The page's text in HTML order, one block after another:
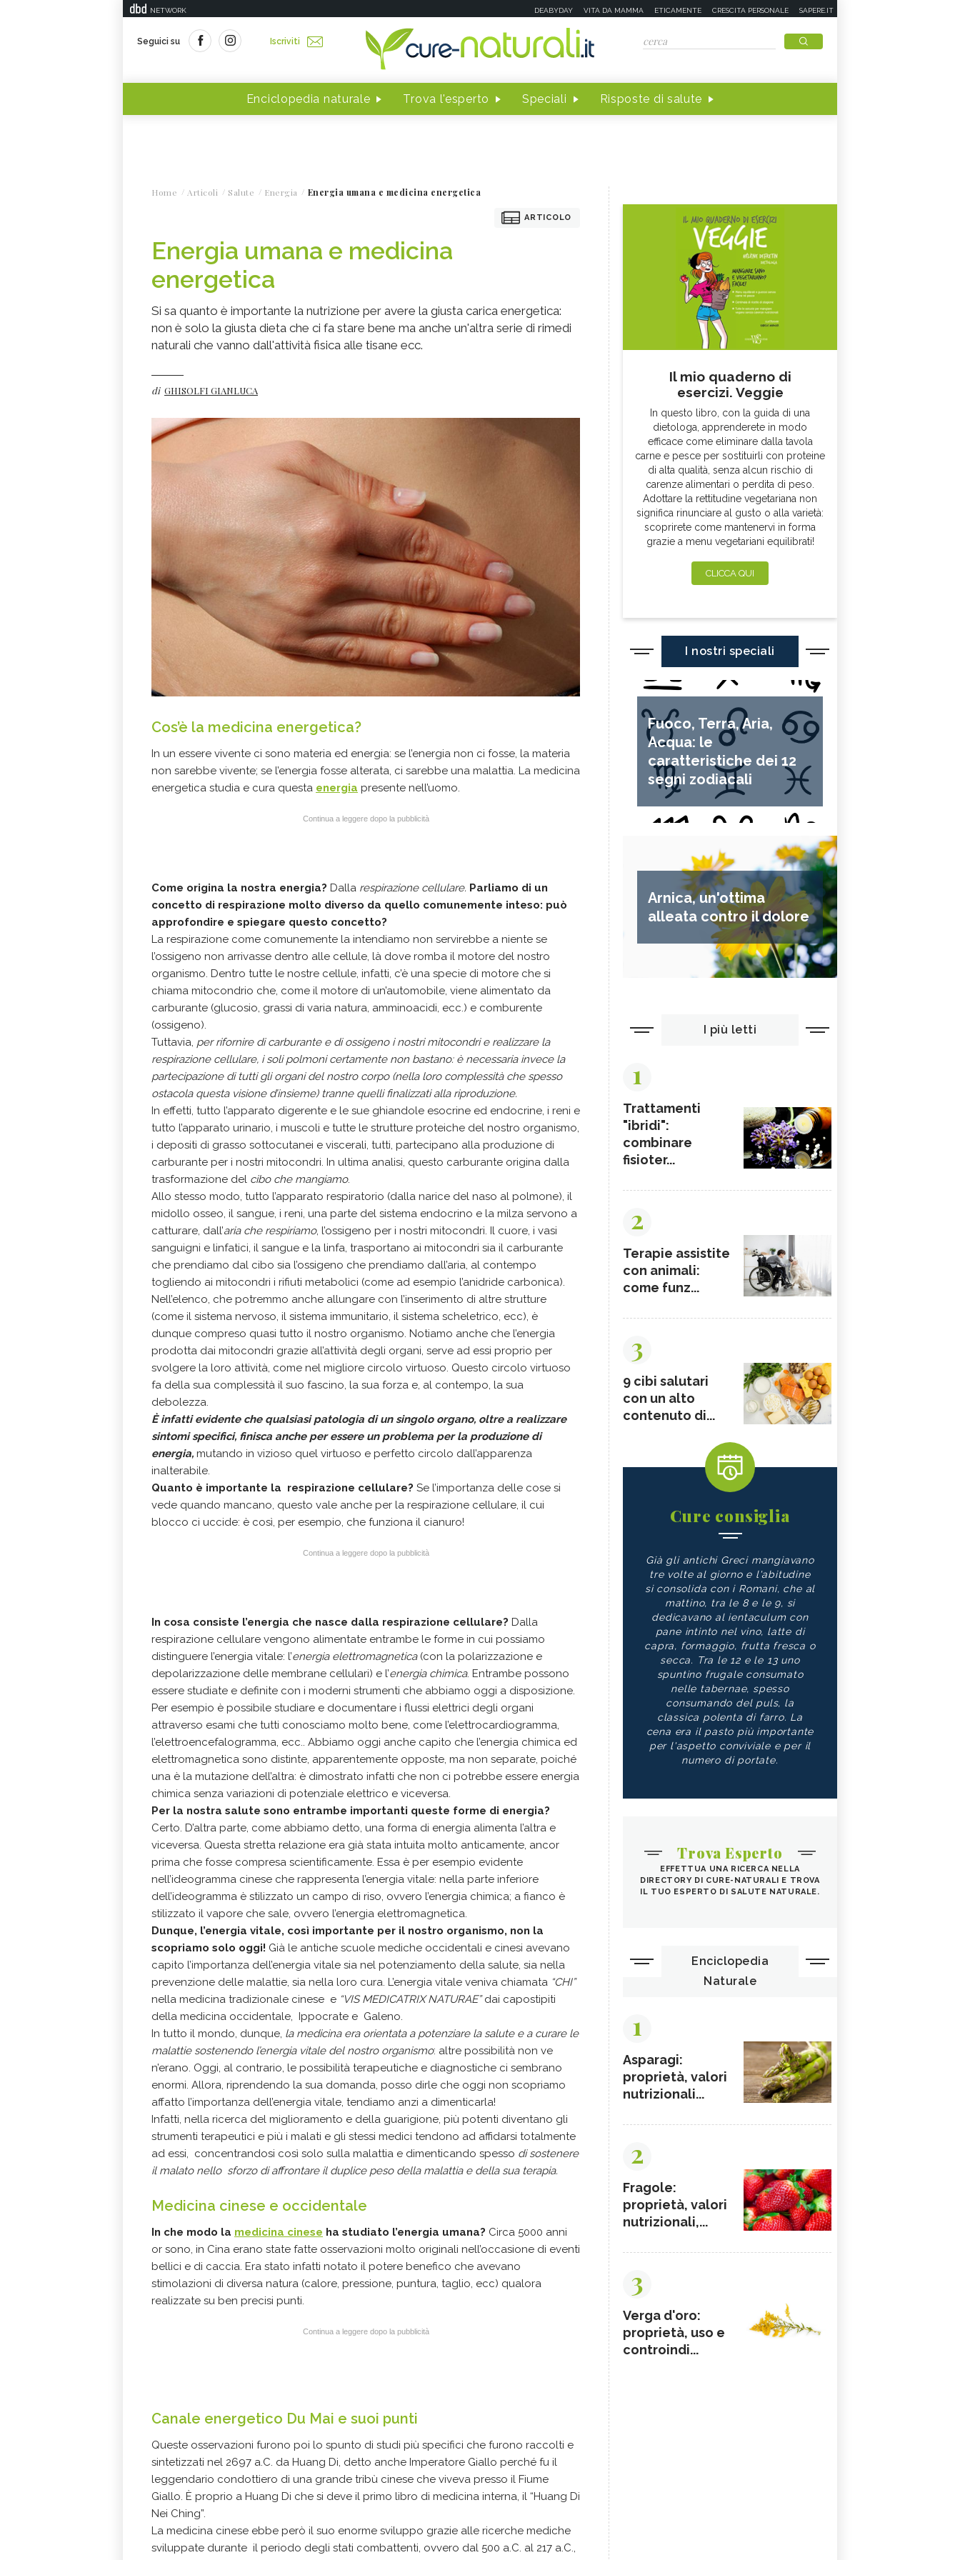
NETWORK DEABYDAY VITA DA MAMMA ETICAMENTE CRESCITA PERSONALE SAPERE.IT
Seguici su Iscriviti
Enciclopedia naturale Trova l'esperto Speciali Risposte di salute
Home Articoli Salute Energia Energia umana e medicina energetica
ARTICOLO
Energia umana e medicina
energetica
Si sa quanto è importante la nutrizione per avere la giusta carica energetica:
non è solo la giusta dieta che ci fa stare bene ma anche un'altra serie di rimedi
naturali che vanno dall'attività fisica alle tisane ecc.
di GHISOLFI GIANLUCA
Cos’è la medicina energetica?
In un essere vivente ci sono materia ed energia: se l’energia non ci fosse, la materia
non sarebbe vivente; se l’energia fosse alterata, ci sarebbe una malattia. La medicina
energetica studia e cura questa energia presente nell’uomo.
Continua a leggere dopo la pubblicità
Come origina la nostra energia? Dalla respirazione cellulare. Parliamo di un
concetto di respirazione molto diverso da quello comunemente inteso: può
approfondire e spiegare questo concetto?
La respirazione come comunemente la intendiamo non servirebbe a niente se
l’ossigeno non arrivasse dentro alle cellule, là dove romba il motore del nostro
organismo. Dentro tutte le nostre cellule, infatti, c’è una specie di motore che si
chiama mitocondrio che, come il motore di un’automobile, viene alimentato da
carburante (glucosio, grassi di varia natura, amminoacidi, ecc.) e comburente
(ossigeno).
Tuttavia, per rifornire di carburante e di ossigeno i nostri mitocondrie realizzare la
respirazione cellulare, i soli polmoni certamente non bastano: è necessaria invece la
partecipazione di tutti gli organi del nostro corpo (nella loro complessità che spesso
ostacola questa visione d’insieme) tranne quelli finalizzati alla riproduzione.
In effetti, tutto l’apparato digerente e le sue ghiandole esocrine ed endocrine, i reni e
tutto l’apparato urinario, i muscoli e tutte le strutture proteiche del nostro organismo,
i depositi di grasso sottocutanei e viscerali, tutti, partecipano alla produzione di
carburante per i nostri mitocondri. In ultima analisi, questo carburante origina dalla
trasformazione del cibo che mangiamo.
Allo stesso modo, tutto l’apparato respiratorio (dalla narice del naso al polmone), il
midollo osseo, il sangue, i reni, una parte del sistema endocrino e la milza servono a
catturare, dall’aria che respiriamo, l’ossigeno per i nostri mitocondri. Il cuore, i vasi
sanguigni e linfatici, il sangue e la linfa, trasportano ai mitocondri sia il carburante
che prendiamo dal cibo sia l’ossigeno che prendiamo dall’aria, al contempo
togliendo ai mitocondri i rifiuti metabolici (come ad esempio l’anidride carbonica).
Nell’elenco, che potremmo anche allungare con l’inserimento di altre strutture
(come il sistema nervoso, il sistema immunitario, il sistema scheletrico, ecc), è
dunque compreso quasi tutto il nostro organismo. Notiamo anche che l’energia
prodotta dai mitocondri grazie all’attività degli organi, serve ad essi proprio per
svolgere la loro attività, come nel migliore circolo virtuoso. Questo circolo virtuoso
fa della sua complessità il suo fascino, la sua forza e, al contempo, la sua
debolezza.
È infatti evidente che qualsiasi patologia di un singolo organo, oltre a realizzare
sintomi specifici, finisca anche per essere un problema per la produzione di
energia, mutando in vizioso quel virtuoso e perfetto circolo dall’apparenza
inalterabile.
Quanto è importante la respirazione cellulare? Se l’importanza delle cose si
vede quando mancano, questo vale anche per la respirazione cellulare, il cui
blocco ci uccide: è così, per esempio, che funziona il cianuro!
Continua a leggere dopo la pubblicità
In cosa consiste l’energia che nasce dalla respirazione cellulare? Dalla
respirazione cellulare vengono alimentate entrambe le forme in cui possiamo
distinguere l’energia vitale: l’energia elettromagnetica(con la polarizzazione e
depolarizzazione delle membrane cellulari) e l’energia chimica. Entrambe possono
essere studiate e definite con i moderni strumenti che abbiamo oggi a disposizione.
Per esempio è possibile studiare e documentare i flussi elettrici degli organi
attraverso esami che tutti conosciamo molto bene, come l’elettrocardiogramma,
l’elettroencefalogramma, ecc.. Abbiamo oggi anche capito che l’energia chimica ed
elettromagnetica sono distinte, apparentemente opposte, ma non separate, poiché
una è la mutazione dell’altra: è dimostrato infatti che non ci potrebbe essere energia
chimica senza variazioni di potenziale elettrico e viceversa.
Per la nostra salute sono entrambe importanti queste forme di energia?
Certo. D’altra parte, come abbiamo detto, una forma di energia alimenta l’altra e
viceversa. Questa stretta relazione era già stata intuita molto anticamente, ancor
prima che fosse compresa scientificamente. Essa è per esempio evidente
nell’ideogramma cinese che rappresenta l’energia vitale: nella parte inferiore
dell’ideogramma è stilizzato un campo di riso, ovvero l’energia chimica; a fianco è
stilizzato il vapore che sale, ovvero l’energia elettromagnetica.
Dunque, l’energia vitale, così importante per il nostro organismo, non la
scopriamo solo oggi! Già le antiche scuole mediche occidentali e cinesi avevano
capito l’importanza dell’energia vitale sia nel potenziamento della salute, sia nella
prevenzione delle malattie, sia nella loro cura. L’energia vitale veniva chiamata “CHI”
nella medicina tradizionale cinese e “VIS MEDICATRIX NATURAE”dai capostipiti
della medicina occidentale, Ippocrate e Galeno.
In tutto il mondo, dunque, la medicina era orientata a potenziare la salute e a curare le
malattie sostenendo l’energia vitale del nostro organismo: altre possibilità non ve
n’erano. Oggi, al contrario, le possibilità terapeutiche e diagnostiche ci sembrano
enormi. Allora, riprendendo la sua domanda, posso dirle che oggi non scopriamo
affatto l’importanza dell’energia vitale, tendiamo anzi a dimenticarla!
Infatti, nella ricerca del miglioramento e della guarigione, più potenti diventano gli
strumenti terapeutici e più i malati e gli stessi medici tendono ad affidarsi totalmente
ad essi, concentrandosi così solo sulla malattia e dimenticando spesso di sostenere
il malato nello sforzo di affrontare il duplice peso della malattia e della sua terapia.
Medicina cinese e occidentale
In che modo la medicina cinese ha studiato l’energia umana? Circa 5000 anni
or sono, in Cina erano state fatte osservazioni molto originali nell’occasione di eventi
bellici e di caccia. Era stato infatti notato il potere benefico che avevano
stimolazioni di diversa natura (calore, pressione, puntura, taglio, ecc) qualora
realizzate su ben precisi punti.
Continua a leggere dopo la pubblicità
Canale energetico Du Mai e suoi punti
Queste osservazioni furono poi lo spunto di studi più specifici che furono raccolti e
sintetizzati nel 2697 a.C. da Huang Di, detto anche Imperatore Giallo perché fu il
leggendario condottiero di una grande tribù cinese che viveva presso il Fiume
Giallo. È proprio a Huang Di che si deve il primo libro di medicina interna, il “Huang Di
Nei Ching”.
La medicina cinese ebbe però il suo enorme sviluppo grazie alle ricerche mediche
sviluppate durante il periodo degli stati combattenti, ovvero dal 500 a.C. al 217 a.C.,
Il mio quaderno di
esercizi. Veggie
In questo libro, con la guida di una
dietologa, apprenderete in modo
efficace come eliminare dalla tavola
carne e pesce per sostituirli con proteine
di alta qualità, senza alcun rischio di
carenze alimentari o perdita di peso.
Adottare la rettitudine vegetariana non
significa rinunciare al gusto o alla varietà:
scoprirete come mantenervi in forma
grazie a menu vegetariani equilibrati!
CLICCA QUI
I nostri speciali
Fuoco, Terra, Aria,
Acqua: le
caratteristiche dei 12
segni zodiacali
Arnica, un'ottima
alleata contro il dolore
I più letti
1
Trattamenti
"ibridi":
combinare
fisioter...
2
Terapie assistite
con animali:
come funz...
3
9 cibi salutari
con un alto
contenuto di...
Cure consiglia
Già gli antichi Greci mangiavano
tre volte al giorno e l'abitudine
si consolida con i Romani, che al
mattino, tra le 8 e le 9, si
dedicavano al ientaculum con
pane intinto nel vino, latte di
capra, formaggio, frutta fresca o
secca. Tra le 12 e le 13 uno
spuntino frugale consumato
nelle tabernae, spesso
consumando del puls, la
classica polenta di farro. La
cena era il pasto più importante
per l'aspetto conviviale e per il
numero di portate.
Trova Esperto
EFFETTUA UNA RICERCA NELLA
DIRECTORY DI CURE-NATURALI E TROVA
IL TUO ESPERTO DI SALUTE NATURALE.
Enciclopedia
Naturale
1
Asparagi:
proprietà, valori
nutrizionali...
2
Fragole:
proprietà, valori
nutrizionali,...
3
Verga d'oro:
proprietà, uso e
controindi...